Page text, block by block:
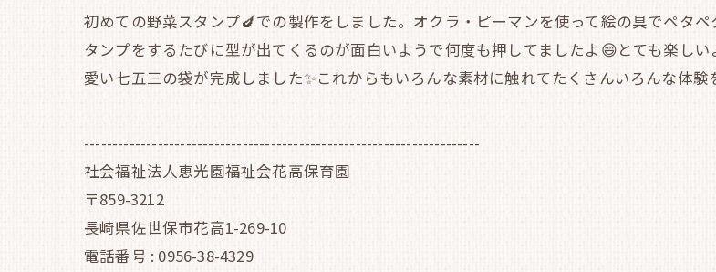
初めての野菜スタンプ🍆での製作をしました。オクラ・ピーマンを使って絵の具でペタ
タンプをするたびに型が出てくるのが面白いようで何度も押してましたよ😄とても楽し
愛い七五三の袋が完成しました✨これからもいろんな素材に触れてたくさんいろんな体
----------------------------------------------------------------------
社会福祉法人恵光園福祉会花高保育園
〒859-3212
長崎県佐世保市花高1-269-10
電話番号 : 0956-38-4329